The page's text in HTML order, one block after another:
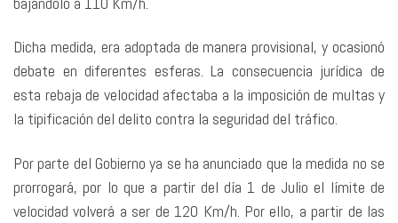
Dicha medida, era adoptada de manera provisional, y ocasionó
debate en diferentes esferas. La consecuencia jurídica de
esta rebaja de velocidad afectaba a la imposición de multas y
la tipificación del delito contra la seguridad del tráfico.
Por parte del Gobierno ya se ha anunciado que la medida no se
prorrogará, por lo que a partir del día 1 de Julio el límite de
velocidad volverá a ser de 120 Km/h. Por ello, a partir de las